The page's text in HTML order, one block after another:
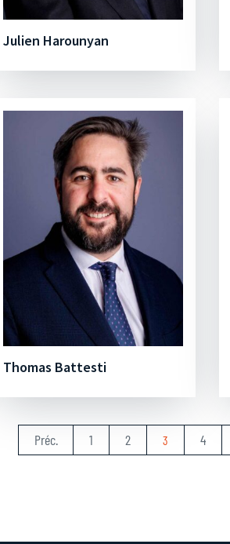
Julien Harounyan
Thomas Battesti
Préc. 1 2 3 4